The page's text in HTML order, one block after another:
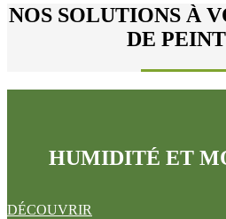
NOS SOLUTIONS À
DE
HUMIDITÉ ET
DÉCOUVRIR